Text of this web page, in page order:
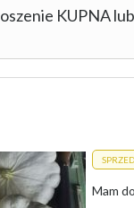
KUPNA
Mam